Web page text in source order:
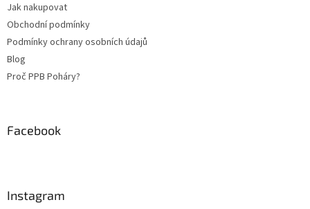
Jak nakupovat
Obchodní podmínky
Podmínky ochrany osobních údajů
Blog
Proč PPB Poháry?
Facebook
Instagram